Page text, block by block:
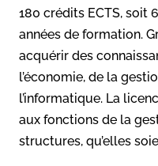
180 crédits ECTS, soit
années de formation.
acquérir des
l’économie, de la
l’informatique. La
aux fonctions de la
structures, qu’elles